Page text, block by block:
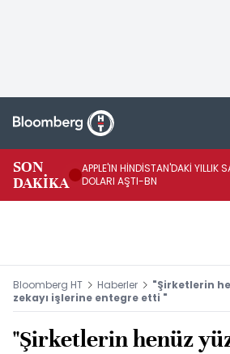
SON
DAKİKA
APPLE'IN HİNDİSTAN'DAKİ YILLIK
DOLARI AŞTI-BN
Bloomberg HT Haberler
"Şirketlerin
zekayı işlerine entegre etti "
"Şirketlerin henüz